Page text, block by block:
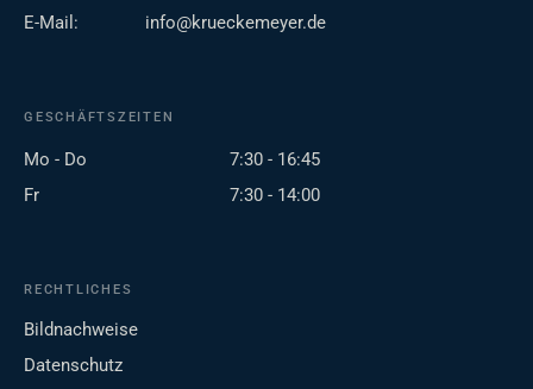
E-Mail:
info@krueckemeyer.de
GESCHÄFTSZEITEN
Mo - Do
7:30 - 16:45
Fr
7:30 - 14:00
RECHTLICHES
Bildnachweise
Datenschutz